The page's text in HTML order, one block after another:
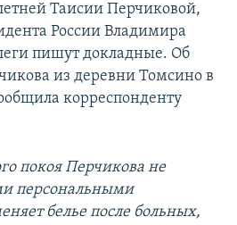
Таисии Перчиковой,
России Владимира
пишут докладные. Об
из деревни Томсино в
корреспонденту
покоя Перчикова не
персональными
белье после больных,